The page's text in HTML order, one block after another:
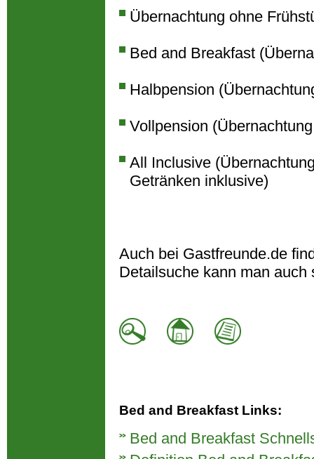
Übernachtung ohne
Bed and Breakfast
Halbpension
Vollpension
All Inclusive
Getränken inklusive)
Auch bei Gastfreunde.de
Detailsuche kann man
Bed and Breakfast Links:
Bed and Breakfast